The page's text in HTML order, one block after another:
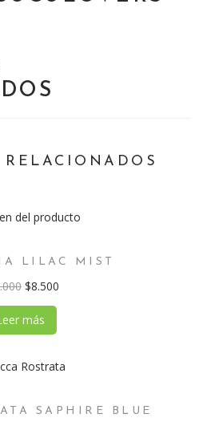
RELACIONADOS
LILAC MIST
$8.500
más
SAPHIRE BLUE